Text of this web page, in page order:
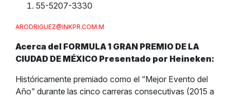
55-5207-3330
ARODRIGUEZ@INKPR.COM.M
Acerca del FORMULA 1 GRAN PREMIO DE LA
CIUDAD DE MÉXICO Presentado por Heineken:
Históricamente premiado como el “Mejor Evento del
Año” durante las cinco carreras consecutivas (2015 a